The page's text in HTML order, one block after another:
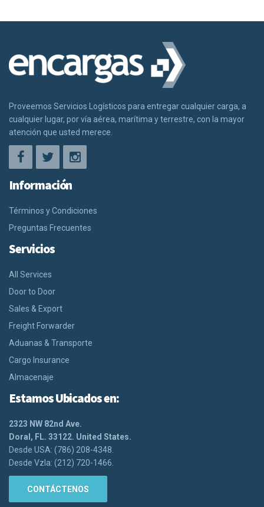
Proveemos Servicios Logísticos para entregar cualquier carga, a
cualquier lugar, por vía aérea, marítima y terrestre, con la mayor
atención que usted merece.
Información
Términos y Condiciones
Preguntas Frecuentes
Servicios
All Services
Door to Door
Sales & Export
Freight Forwarder
Aduanas & Transporte
Cargo Insurance
Almacenaje
Estamos Ubicados en:
2323 NW 82nd Ave.
Doral, FL. 33122. United States.
Desde USA: (786) 208-4348.
Desde Vzla: (212) 720-1466.
CONTÁCTENOS